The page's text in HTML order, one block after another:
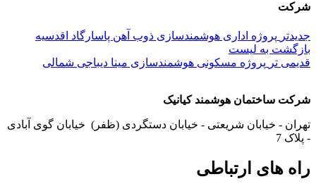
شرکت
جدیدتر پروژه اداری هوشمندسازی ذوب آهن پاسارگاد اقدسیه
بازگشت به لیست
قدیمی تر پروژه مسکونی هوشمندسازی مینا دیباجی شمالی
شرکت ساختمان هوشمند کیانیک
تهران - خیابان شریعتی - خیابان دستگردی (ظفر) خیابان گوی آبادی
- پلاک 7
راه های ارتباطی